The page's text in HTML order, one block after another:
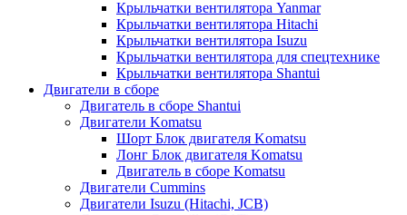
Крыльчатки вентилятора Yanmar
Крыльчатки вентилятора Hitachi
Крыльчатки вентилятора Isuzu
Крыльчатки вентилятора для спецтехнике
Крыльчатки вентилятора Shantui
Двигатели в сборе
Двигатель в сборе Shantui
Двигатели Komatsu
Шорт Блок двигателя Komatsu
Лонг Блок двигателя Komatsu
Двигатель в сборе Komatsu
Двигатели Cummins
Двигатели Isuzu (Hitachi, JCB)